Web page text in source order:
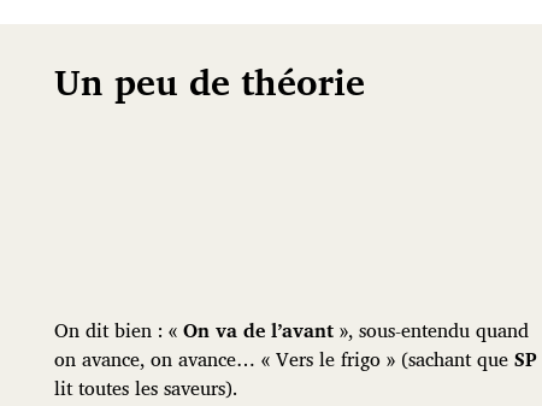
Un peu de théorie
On dit bien : «On va de l’avant», sous-entendu quand
on avance, on avance… « Vers le frigo » (sachant queSP
lit toutes les saveurs).